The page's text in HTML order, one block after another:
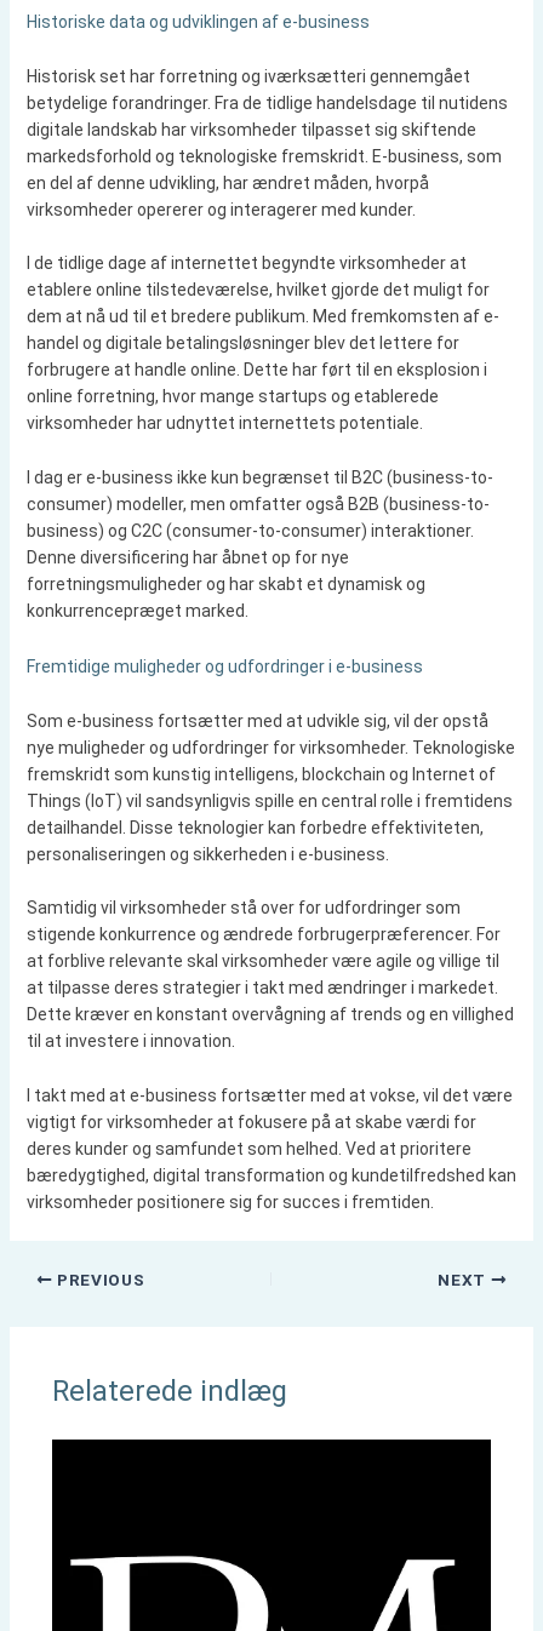
Historiske data og udviklingen af e-business
Historisk set har forretning og iværksætteri gennemgået
betydelige forandringer. Fra de tidlige handelsdage til nutidens
digitale landskab har virksomheder tilpasset sig skiftende
markedsforhold og teknologiske fremskridt. E-business, som
en del af denne udvikling, har ændret måden, hvorpå
virksomheder opererer og interagerer med kunder.
I de tidlige dage af internettet begyndte virksomheder at
etablere online tilstedeværelse, hvilket gjorde det muligt for
dem at nå ud til et bredere publikum. Med fremkomsten af e-
handel og digitale betalingsløsninger blev det lettere for
forbrugere at handle online. Dette har ført til en eksplosion i
online forretning, hvor mange startups og etablerede
virksomheder har udnyttet internettets potentiale.
I dag er e-business ikke kun begrænset til B2C (business-to-
consumer) modeller, men omfatter også B2B (business-to-
business) og C2C (consumer-to-consumer) interaktioner.
Denne diversificering har åbnet op for nye
forretningsmuligheder og har skabt et dynamisk og
konkurrencepræget marked.
Fremtidige muligheder og udfordringer i e-business
Som e-business fortsætter med at udvikle sig, vil der opstå
nye muligheder og udfordringer for virksomheder. Teknologiske
fremskridt som kunstig intelligens, blockchain og Internet of
Things (IoT) vil sandsynligvis spille en central rolle i fremtidens
detailhandel. Disse teknologier kan forbedre effektiviteten,
personaliseringen og sikkerheden i e-business.
Samtidig vil virksomheder stå over for udfordringer som
stigende konkurrence og ændrede forbrugerpræferencer. For
at forblive relevante skal virksomheder være agile og villige til
at tilpasse deres strategier i takt med ændringer i markedet.
Dette kræver en konstant overvågning af trends og en villighed
til at investere i innovation.
I takt med at e-business fortsætter med at vokse, vil det være
vigtigt for virksomheder at fokusere på at skabe værdi for
deres kunder og samfundet som helhed. Ved at prioritere
bæredygtighed, digital transformation og kundetilfredshed kan
virksomheder positionere sig for succes i fremtiden.
PREVIOUS NEXT
Relaterede indlæg